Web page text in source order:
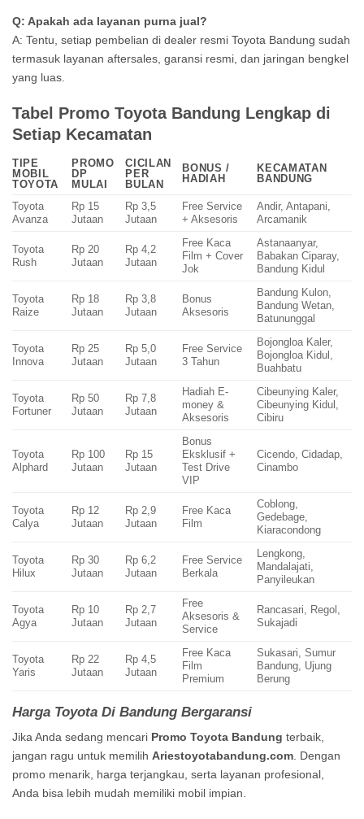
Q: Apakah ada layanan purna jual?
A: Tentu, setiap pembelian di dealer resmi Toyota Bandung sudah
termasuk layanan aftersales, garansi resmi, dan jaringan bengkel
yang luas.
Tabel Promo Toyota Bandung Lengkap di
Setiap Kecamatan
TIPE
MOBIL
TOYOTA
PROMO
DP
MULAI
CICILAN
PER
BULAN
BONUS /
HADIAH
KECAMATAN
BANDUNG
Toyota
Avanza
Rp 15
Jutaan
Rp 3,5
Jutaan
Free Service
+ Aksesoris
Andir, Antapani,
Arcamanik
Toyota
Rush
Rp 20
Jutaan
Rp 4,2
Jutaan
Free Kaca
Film + Cover
Jok
Astanaanyar,
Babakan Ciparay,
Bandung Kidul
Toyota
Raize
Rp 18
Jutaan
Rp 3,8
Jutaan
Bonus
Aksesoris
Bandung Kulon,
Bandung Wetan,
Batununggal
Toyota
Innova
Rp 25
Jutaan
Rp 5,0
Jutaan
Free Service
3 Tahun
Bojongloa Kaler,
Bojongloa Kidul,
Buahbatu
Toyota
Fortuner
Rp 50
Jutaan
Rp 7,8
Jutaan
Hadiah E-
money &
Aksesoris
Cibeunying Kaler,
Cibeunying Kidul,
Cibiru
Toyota
Alphard
Rp 100
Jutaan
Rp 15
Jutaan
Bonus
Eksklusif +
Test Drive
VIP
Cicendo, Cidadap,
Cinambo
Toyota
Calya
Rp 12
Jutaan
Rp 2,9
Jutaan
Free Kaca
Film
Coblong,
Gedebage,
Kiaracondong
Toyota
Hilux
Rp 30
Jutaan
Rp 6,2
Jutaan
Free Service
Berkala
Lengkong,
Mandalajati,
Panyileukan
Toyota
Agya
Rp 10
Jutaan
Rp 2,7
Jutaan
Free
Aksesoris &
Service
Rancasari, Regol,
Sukajadi
Toyota
Yaris
Rp 22
Jutaan
Rp 4,5
Jutaan
Free Kaca
Film
Premium
Sukasari, Sumur
Bandung, Ujung
Berung
Harga Toyota Di Bandung Bergaransi
Jika Anda sedang mencari Promo Toyota Bandung terbaik,
jangan ragu untuk memilih Ariestoyotabandung.com . Dengan
promo menarik, harga terjangkau, serta layanan profesional,
Anda bisa lebih mudah memiliki mobil impian.